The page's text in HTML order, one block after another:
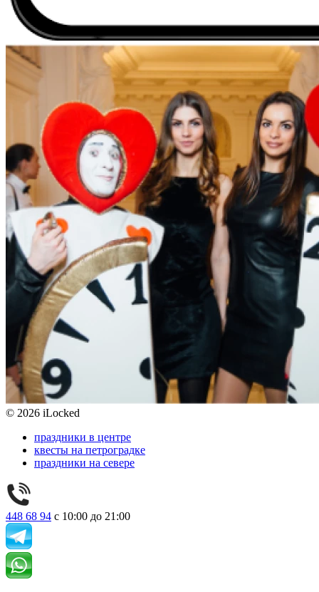
© 2026 iLocked
праздники в центре
квесты на петроградке
праздники на севере
448 68 94 с 10:00 до 21:00